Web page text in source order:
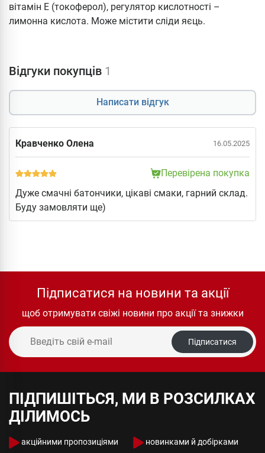
вітамін E (токоферол), регулятор кислотності –
лимонна кислота. Може містити сліди яєць.
Відгуки покупців 1
Написати відгук
Кравченко Олена 16.05.2025
Перевірена покупка
Дуже смачні батончики, цікаві смаки, гарний склад.
Буду замовляти ще)
Підписатися на новини та акції
щоб отримувати свіжі новини про акції та знижки
Підписатися
ПІДПИШІТЬСЯ, МИ В РОЗСИЛКАХ
ДІЛИМОСЬ
акційними пропозиціями новинками й добірками